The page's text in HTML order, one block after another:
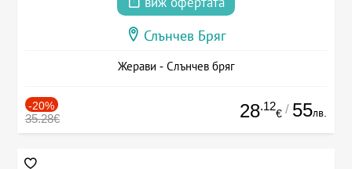
Слънчев Бряг
Жерави - Слънчев бряг
-20%
35.28€ 28.12
€ / 55лв.